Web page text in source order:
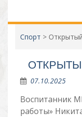
Спорт >
07.10.2025
Воспитанник
работы»